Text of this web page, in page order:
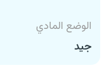
الوضع المادي
جيد